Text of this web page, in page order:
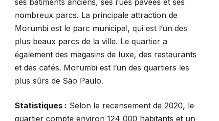
nombreux parcs. La principale attraction de
Morumbi est le parc municipal, qui est l’un des
plus beaux parcs de la ville. Le quartier a
également des magasins de luxe, des restaurants
et des cafés. Morumbi est l’un des quartiers les
plus sûrs de São Paulo.
Statistiques : Selon le recensement de 2020, le
quartier compte environ 124 000 habitants et un